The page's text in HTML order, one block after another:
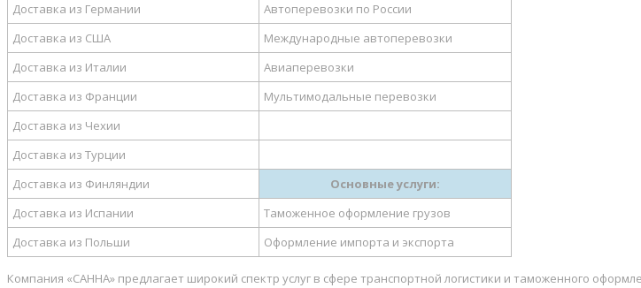
Доставка из Германии
Автоперевозки по России
Доставка из США
Международные автоперевозки
Доставка из Италии
Авиаперевозки
Доставка из Франции
Мультимодальные перевозки
Доставка из Чехии
Доставка из Турции
Доставка из Финляндии
Основные услуги:
Доставка из Испании
Таможенное оформление грузов
Доставка из Польши
Оформление импорта и экспорта
Компания «САННА» предлагает широкий спектр услуг в сфере транспортной логистики и таможенного